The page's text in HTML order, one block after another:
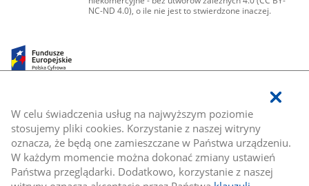
W celu świadczenia usług na najwyższym poziomie
stosujemy pliki cookies. Korzystanie z naszej witryny
oznacza, że będą one zamieszczane w Państwa urządzeniu.
W każdym momencie można dokonać zmiany ustawień
Państwa przeglądarki. Dodatkowo, korzystanie z naszej
NC-ND 4.0), o ile nie jest to stwierdzone inaczej.